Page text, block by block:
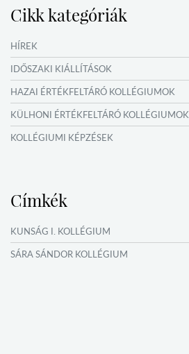
IDŐSZAKI KIÁLLÍTÁSOK
NYÁRI TÁBOROK
OKTATÁS, KULTÚRA
NÉPFŐISKOLA HÁLÓZAT ESEMÉNYEI
Cikk kategóriák
HÍREK
IDŐSZAKI KIÁLLÍTÁSOK
HAZAI ÉRTÉKFELTÁRÓ KOLLÉGIUMOK
KÜLHONI ÉRTÉKFELTÁRÓ KOLLÉGIUMOK
KOLLÉGIUMI KÉPZÉSEK
NYÁRI TÁBOROK
OKTATÁS, KULTÚRA
VERSENYEK, VETÉLKEDŐK
Címkék
KUNSÁG I. KOLLÉGIUM
SÁRA SÁNDOR KOLLÉGIUM